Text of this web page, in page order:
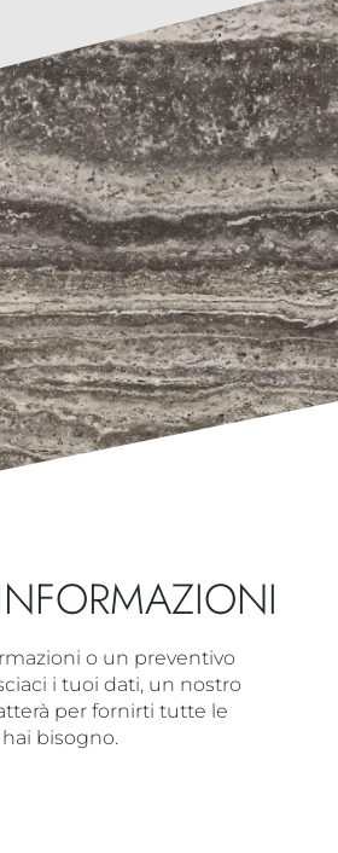
o un preventivo
i tuoi dati, un nostro
per fornirti tutte le
bisogno.